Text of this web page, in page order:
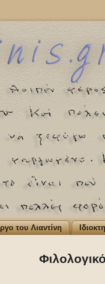
του Λιαντίνη